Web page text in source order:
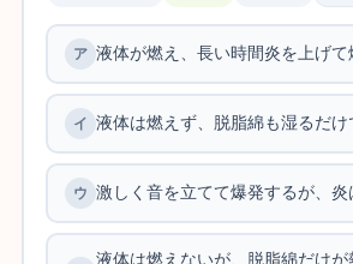
液体が燃え、長い時間炎を上げて
液体は燃えず、脱脂綿も湿るだ
激しく音を立てて爆発するが、炎
液体は燃えないが、脱脂綿だけが